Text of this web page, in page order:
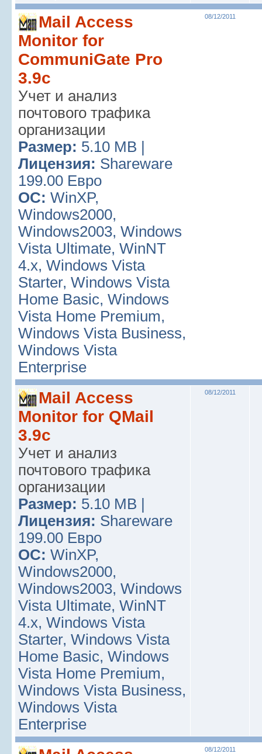
Mail Access
Monitor for
CommuniGate Pro
3.9c
Учет и анализ
почтового трафика
организации
Размер: 5.10 MB |
Лицензия: Shareware
199.00 Евро
ОС: WinXP,
Windows2000,
Windows2003, Windows
Vista Ultimate, WinNT
4.x, Windows Vista
Starter, Windows Vista
Home Basic, Windows
Vista Home Premium,
Windows Vista Business,
Windows Vista
Enterprise
08/12/2011
Mail Access
Monitor for QMail
3.9c
Учет и анализ
почтового трафика
организации
Размер: 5.10 MB |
Лицензия: Shareware
199.00 Евро
ОС: WinXP,
Windows2000,
Windows2003, Windows
Vista Ultimate, WinNT
4.x, Windows Vista
Starter, Windows Vista
Home Basic, Windows
Vista Home Premium,
Windows Vista Business,
Windows Vista
Enterprise
08/12/2011
08/12/2011